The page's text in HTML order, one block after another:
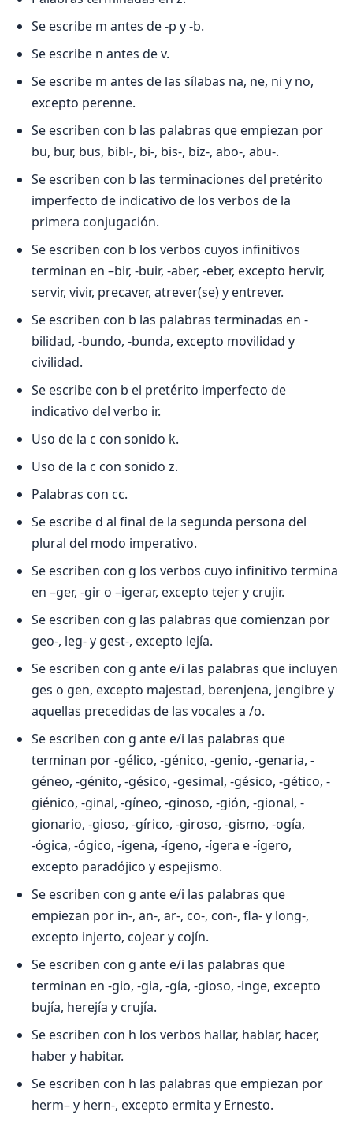
Se escribe m antes de -p y -b.
Se escribe n antes de v.
Se escribe m antes de las sílabas na, ne, ni y no,
excepto perenne.
Se escriben con b las palabras que empiezan por
bu, bur, bus, bibl-, bi-, bis-, biz-, abo-, abu-.
Se escriben con b las terminaciones del pretérito
imperfecto de indicativo de los verbos de la
primera conjugación.
Se escriben con b los verbos cuyos infinitivos
terminan en –bir, -buir, -aber, -eber, excepto hervir,
servir, vivir, precaver, atrever(se) y entrever.
Se escriben con b las palabras terminadas en -
bilidad, -bundo, -bunda, excepto movilidad y
civilidad.
Se escribe con b el pretérito imperfecto de
indicativo del verbo ir.
Uso de la c con sonido k.
Uso de la c con sonido z.
Palabras con cc.
Se escribe d al final de la segunda persona del
plural del modo imperativo.
Se escriben con g los verbos cuyo infinitivo termina
en –ger, -gir o –igerar, excepto tejer y crujir.
Se escriben con g las palabras que comienzan por
geo-, leg- y gest-, excepto lejía.
Se escriben con g ante e/i las palabras que incluyen
ges o gen, excepto majestad, berenjena, jengibre y
aquellas precedidas de las vocales a /o.
Se escriben con g ante e/i las palabras que
terminan por -gélico, -génico, -genio, -genaria, -
géneo, -génito, -gésico, -gesimal, -gésico, -gético, -
giénico, -ginal, -gíneo, -ginoso, -gión, -gional, -
gionario, -gioso, -gírico, -giroso, -gismo, -ogía,
-ógica, -ógico, -ígena, -ígeno, -ígera e -ígero,
excepto paradójico y espejismo.
Se escriben con g ante e/i las palabras que
empiezan por in-, an-, ar-, co-, con-, fla- y long-,
excepto injerto, cojear y cojín.
Se escriben con g ante e/i las palabras que
terminan en -gio, -gia, -gía, -gioso, -inge, excepto
bujía, herejía y crujía.
Se escriben con h los verbos hallar, hablar, hacer,
haber y habitar.
Se escriben con h las palabras que empiezan por
herm– y hern-, excepto ermita y Ernesto.